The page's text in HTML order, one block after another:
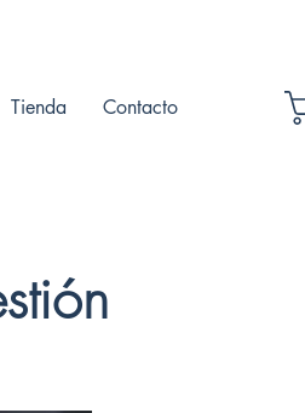
Tienda Contacto